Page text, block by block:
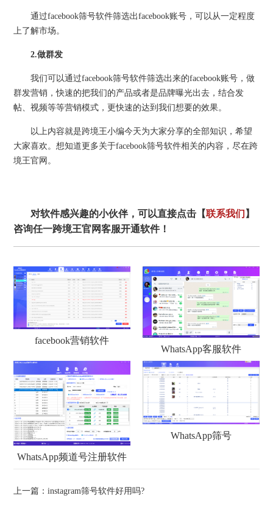
通过facebook筛号软件筛选出facebook账号，可以从一定程度
上了解市场。
2.做群发
我们可以通过facebook筛号软件筛选出来的facebook账号，做
群发营销，快速的把我们的产品或者是品牌曝光出去，结合发
帖、视频等等营销模式，更快速的达到我们想要的效果。
以上内容就是跨境王小编今天为大家分享的全部知识，希望
大家喜欢。想知道更多关于facebook筛号软件相关的内容，尽在跨
境王官网。
对软件感兴趣的小伙伴，可以直接点击【联系我们 】
咨询任一跨境王官网客服开通软件！
facebook营销软件
WhatsApp客服软件
WhatsApp频道号注册软件
WhatsApp筛号
上一篇：instagram筛号软件好用吗?